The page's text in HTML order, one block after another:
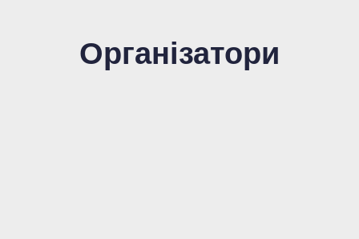
Організатори